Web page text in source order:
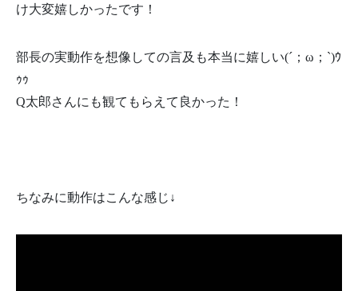
け大変嬉しかったです！
部長の実動作を想像しての言及も本当に嬉しい(´；ω；`)ｳ
ｩｩ
Q太郎さんにも観てもらえて良かった！
ちなみに動作はこんな感じ↓